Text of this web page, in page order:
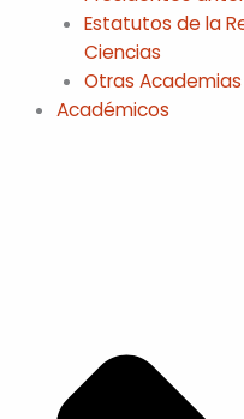
Estatutos de la
Ciencias
Otras
Académicos